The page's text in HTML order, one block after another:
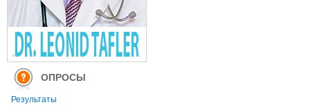
ОПРОСЫ
Результаты